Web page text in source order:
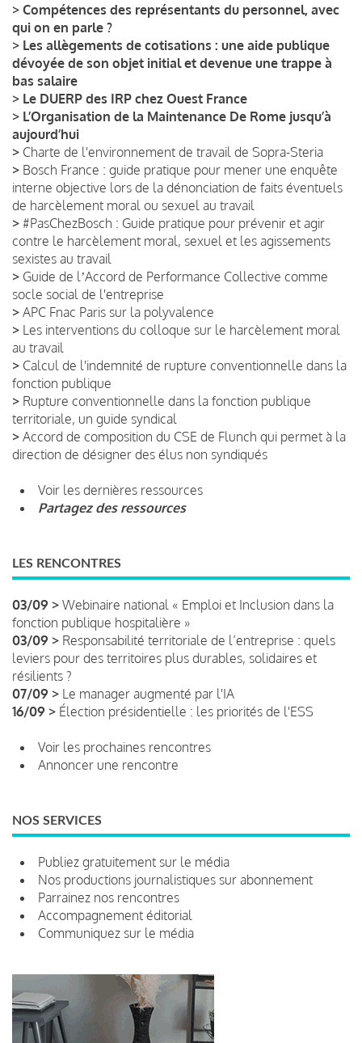
> Compétences des représentants du personnel, avec
qui on en parle ?
> Les allègements de cotisations : une aide publique
dévoyée de son objet initial et devenue une trappe à
bas salaire
> Le DUERP des IRP chez Ouest France
> L’Organisation de la Maintenance De Rome jusqu’à
aujourd’hui
> Charte de l'environnement de travail de Sopra-Steria
> Bosch France : guide pratique pour mener une enquête
interne objective lors de la dénonciation de faits éventuels
de harcèlement moral ou sexuel au travail
> #PasChezBosch : Guide pratique pour prévenir et agir
contre le harcèlement moral, sexuel et les agissements
sexistes au travail
> Guide de lʼAccord de Performance Collective comme
socle social de l'entreprise
> APC Fnac Paris sur la polyvalence
> Les interventions du colloque sur le harcèlement moral
au travail
> Calcul de l'indemnité de rupture conventionnelle dans la
fonction publique
> Rupture conventionnelle dans la fonction publique
territoriale, un guide syndical
> Accord de composition du CSE de Flunch qui permet à la
direction de désigner des élus non syndiqués
Voir les dernières ressources
Partagez des ressources
LES RENCONTRES
03/09 > Webinaire national « Emploi et Inclusion dans la
fonction publique hospitalière »
03/09 > Responsabilité territoriale de l’entreprise : quels
leviers pour des territoires plus durables, solidaires et
résilients ?
07/09 > Le manager augmenté par l'IA
16/09 > Élection présidentielle : les priorités de l'ESS
Voir les prochaines rencontres
Annoncer une rencontre
NOS SERVICES
Publiez gratuitement sur le média
Nos productions journalistiques sur abonnement
Parrainez nos rencontres
Accompagnement éditorial
Communiquez sur le média